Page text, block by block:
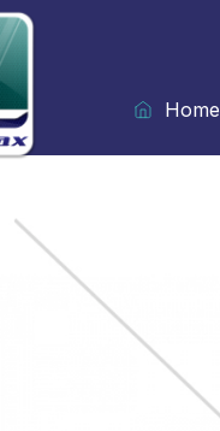
Ir
para
o
conteúdo
Home